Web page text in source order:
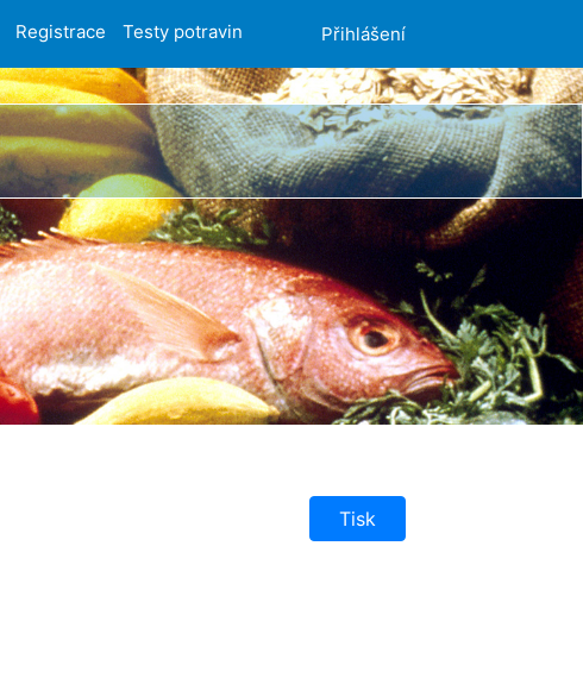
Registrace Testy potravin Přihlášení
Tisk